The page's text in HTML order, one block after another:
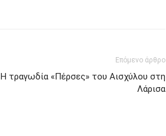
Επόμενο άρθρο
Η τραγωδία «Πέρσες» του Αισχύλου στη
Λάρισα